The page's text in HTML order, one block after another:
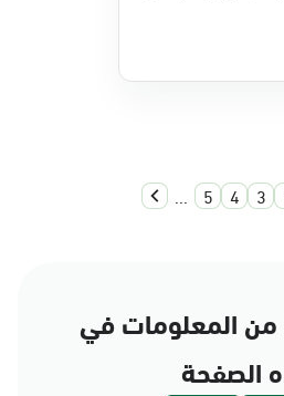
3
4
5
...
المعلومات في
الصفحة